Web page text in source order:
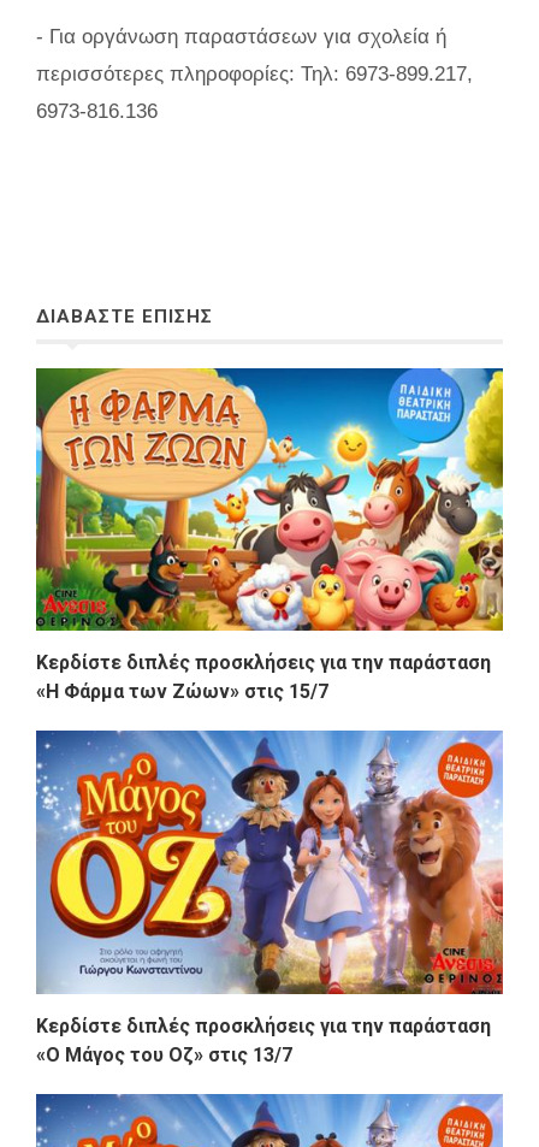
- Για οργάνωση παραστάσεων για σχολεία ή
περισσότερες πληροφορίες: Τηλ: 6973-899.217,
6973-816.136
ΔΙΑΒΑΣΤΕ ΕΠΙΣΗΣ
Κερδίστε διπλές προσκλήσεις για την παράσταση
«Η Φάρμα των Ζώων» στις 15/7
Κερδίστε διπλές προσκλήσεις για την παράσταση
«Ο Μάγος του Οζ» στις 13/7